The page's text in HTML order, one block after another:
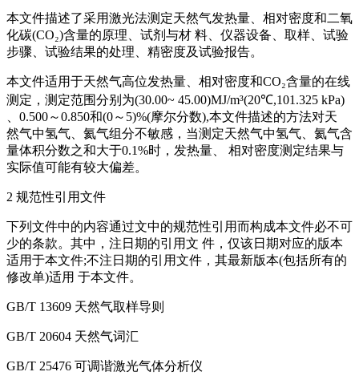
本文件描述了采用激光法测定天然气发热量、相对密度和二氧
化碳(CO₂)含量的原理、试剂与材 料、仪器设备、取样、试验
步骤、试验结果的处理、精密度及试验报告。
本文件适用于天然气高位发热量、相对密度和CO₂含量的在线
测定，测定范围分别为(30.00~ 45.00)MJ/m³(20℃,101.325 kPa)
、0.500～0.850和(0～5)%(摩尔分数),本文件描述的方法对天
然气中氢气、氦气组分不敏感，当测定天然气中氢气、氦气含
量体积分数之和大于0.1%时，发热量、 相对密度测定结果与
实际值可能有较大偏差。
2 规范性引用文件
下列文件中的内容通过文中的规范性引用而构成本文件必不可
少的条款。其中，注日期的引用文 件，仅该日期对应的版本
适用于本文件;不注日期的引用文件，其最新版本(包括所有的
修改单)适用 于本文件。
GB/T 13609 天然气取样导则
GB/T 20604 天然气词汇
GB/T 25476 可调谐激光气体分析仪